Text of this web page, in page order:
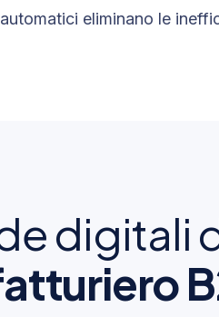
eliminano le
digitali